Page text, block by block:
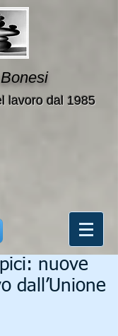
lavoro dal 1985
nuove
dall’Unione